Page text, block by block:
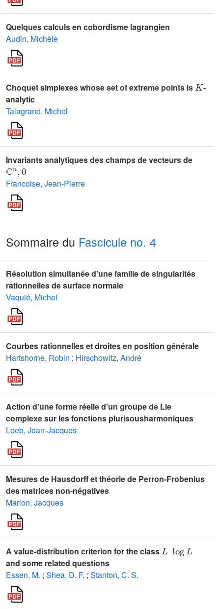
Quelques calculs en cobordisme lagrangien
Audin, Michèle
Choquet simplexes whose set of extreme points is
-
analytic
Talagrand, Michel
Invariants analytiques des champs de vecteurs de
ℂn,0
Francoise, Jean-Pierre
Sommaire du Fascicule no. 4
Résolution simultanée d'une famille de singularités
rationnelles de surface normale
Vaquié, Michel
Courbes rationnelles et droites en position générale
Hartshorne, Robin ; Hirschowitz, André
Action d'une forme réelle d'un groupe de Lie
complexe sur les fonctions plurisousharmoniques
Loeb, Jean-Jacques
Mesures de Hausdorff et théorie de Perron-Frobenius
des matrices non-négatives
Marion, Jacques
A value-distribution criterion for the class
and some related questions
Essen, M. ; Shea, D. F. ; Stanton, C. S.